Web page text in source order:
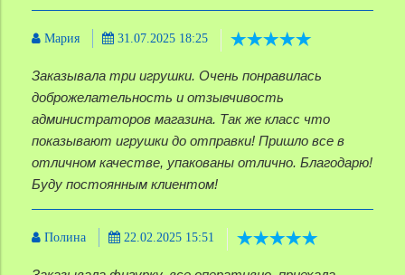
Мария 31.07.2025 18:25
Заказывала три игрушки. Очень понравилась
доброжелательность и отзывчивость
администраторов магазина. Так же класс что
показывают игрушки до отправки! Пришло все в
отличном качестве, упакованы отлично. Благодарю!
Буду постоянным клиентом!
Полина 22.02.2025 15:51